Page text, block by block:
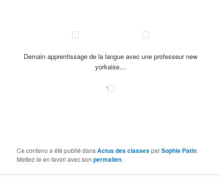
Demain apprentissage de la langue avec une professeur new
yorkaise…
'
Ce contenu a été publié dansActus des classesparSophie Patin.
Mettez-le en favori avec sonpermalien.